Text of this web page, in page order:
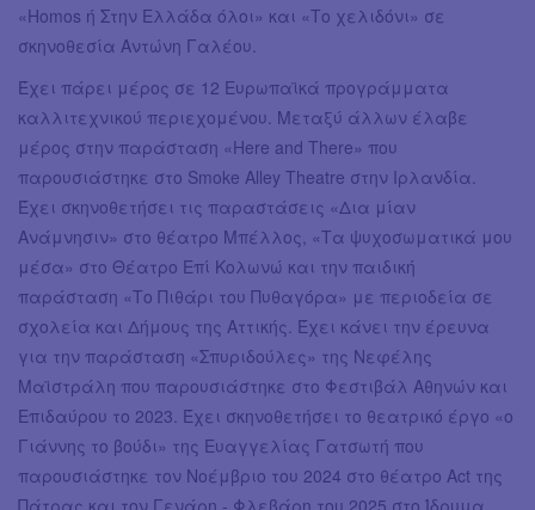
«Ηοmos ή Στην Ελλάδα όλοι» και «Το χελιδόνι» σε
σκηνοθεσία Αντώνη Γαλέου.
Έχει πάρει μέρος σε 12 Ευρωπαϊκά προγράμματα
καλλιτεχνικού περιεχομένου. Μεταξύ άλλων έλαβε
μέρος στην παράσταση «Here and There» που
παρουσιάστηκε στο Smoke Alley Theatre στην Ιρλανδία.
Έχει σκηνοθετήσει τις παραστάσεις «Δια μίαν
Ανάμνησιν» στο θέατρο Μπέλλος, «Τα ψυχοσωματικά μου
μέσα» στο Θέατρο Επί Κολωνώ και την παιδική
παράσταση «Το Πιθάρι του Πυθαγόρα» με περιοδεία σε
σχολεία και Δήμους της Αττικής. Έχει κάνει την έρευνα
για την παράσταση «Σπυριδούλες» της Νεφέλης
Μαϊστράλη που παρουσιάστηκε στο Φεστιβάλ Αθηνών και
Επιδαύρου το 2023. Έχει σκηνοθετήσει το θεατρικό έργο «ο
Γιάννης το βούδι» της Ευαγγελίας Γατσωτή που
παρουσιάστηκε τον Νοέμβριο του 2024 στο θέατρο Act της